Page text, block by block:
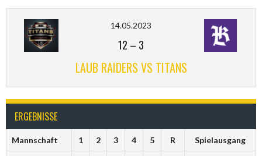
14.05.2023
12 – 3
LAUB RAIDERS VS TITANS
ERGEBNISSE
Mannschaft 1 2 3 4 5 R Spielausgang